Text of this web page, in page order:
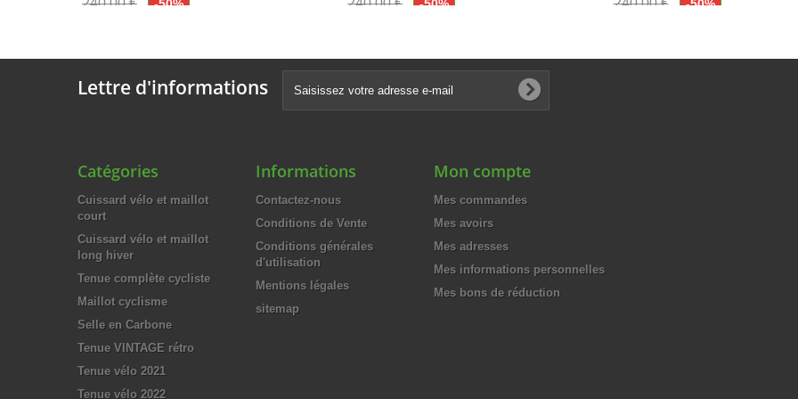
-50% -50% -50%
Lettre d'informations
Catégories
Cuissard vélo et maillot
court
Cuissard vélo et maillot
long hiver
Tenue complète cycliste
Maillot cyclisme
Selle en Carbone
Tenue VINTAGE rétro
Tenue vélo 2021
Tenue vélo 2022
Informations
Contactez-nous
Conditions de Vente
Conditions générales
d'utilisation
Mentions légales
sitemap
Mon compte
Mes commandes
Mes avoirs
Mes adresses
Mes informations personnelles
Mes bons de réduction